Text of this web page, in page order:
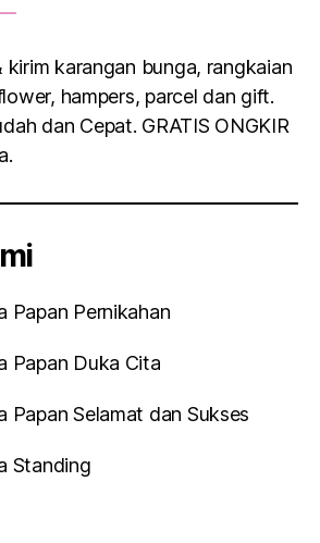
kirim karangan bunga, rangkaian
hampers, parcel dan gift.
dan Cepat. GRATIS ONGKIR
Papan Pernikahan
Papan Duka Cita
Papan Selamat dan Sukses
Standing